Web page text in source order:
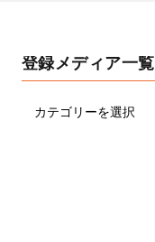
登録メディア一覧